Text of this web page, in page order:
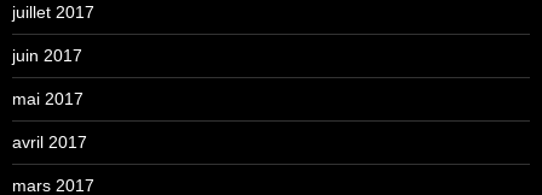
juillet 2017
juin 2017
mai 2017
avril 2017
mars 2017